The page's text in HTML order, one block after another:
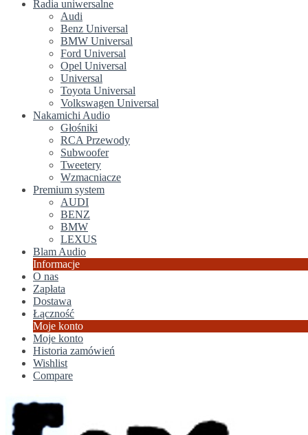
Radia uniwersalne
Audi
Benz Universal
BMW Universal
Ford Universal
Opel Universal
Universal
Toyota Universal
Volkswagen Universal
Nakamichi Audio
Głośniki
RCA Przewody
Subwoofer
Tweetery
Wzmacniacze
Premium system
AUDI
BENZ
BMW
LEXUS
Blam Audio
Informacje
O nas
Zapłata
Dostawa
Łączność
Moje konto
Moje konto
Historia zamówień
Wishlist
Compare